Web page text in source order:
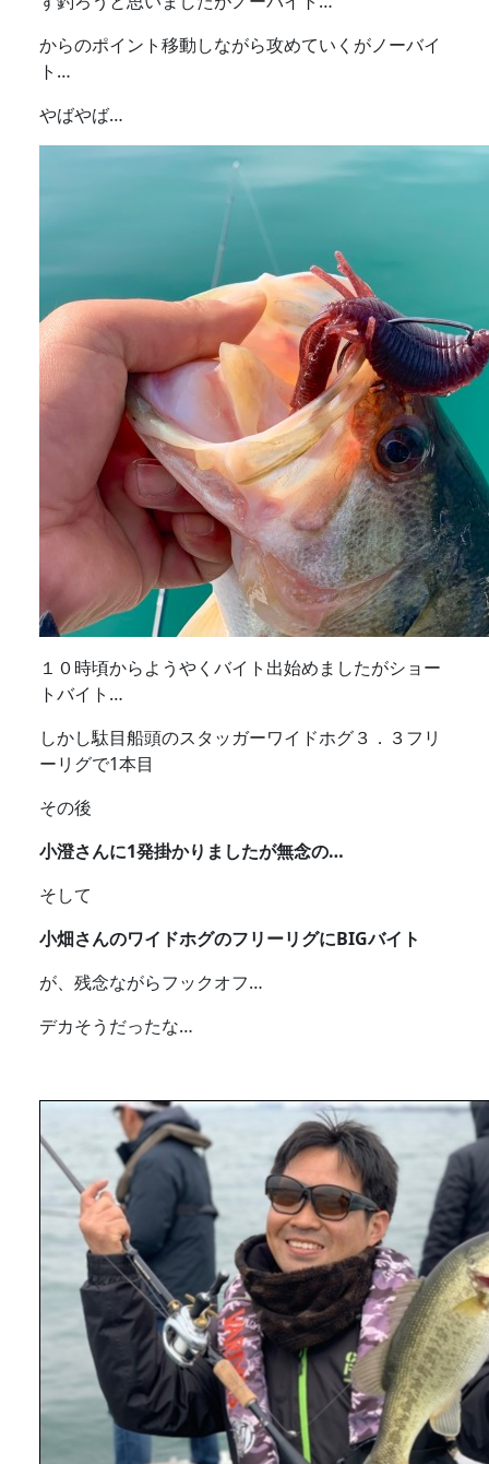
からのポイント移動しながら攻めていくがノーバイ
ト…
やばやば…
１０時頃からようやくバイト出始めましたがショー
トバイト…
しかし駄目船頭のスタッガーワイドホグ３．３フリ
ーリグで1本目
その後
小澄さんに1発掛かりましたが無念の…
そして
小畑さんのワイドホグのフリーリグにBIGバイト
が、残念ながらフックオフ…
デカそうだったな…